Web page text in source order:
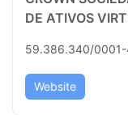
DE ATIVOS
59.386.340/
Website